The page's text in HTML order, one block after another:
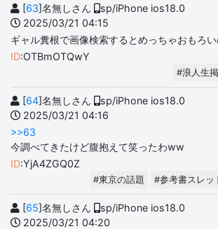
[63]名無しさん
sp/iPhone ios18.0
2025/03/21 04:15
ギャル糞根で画像検索するとめっちゃおもろ
ID:OTBmOTQwY
#浪人生
[64]名無しさん
sp/iPhone ios18.0
2025/03/21 04:16
>>63
今調べてきたけど腹抱えて笑ったわww
ID:YjA4ZGQ0Z
#東京の話題 #参考書スレッ
[65]名無しさん
sp/iPhone ios18.0
2025/03/21 04:20